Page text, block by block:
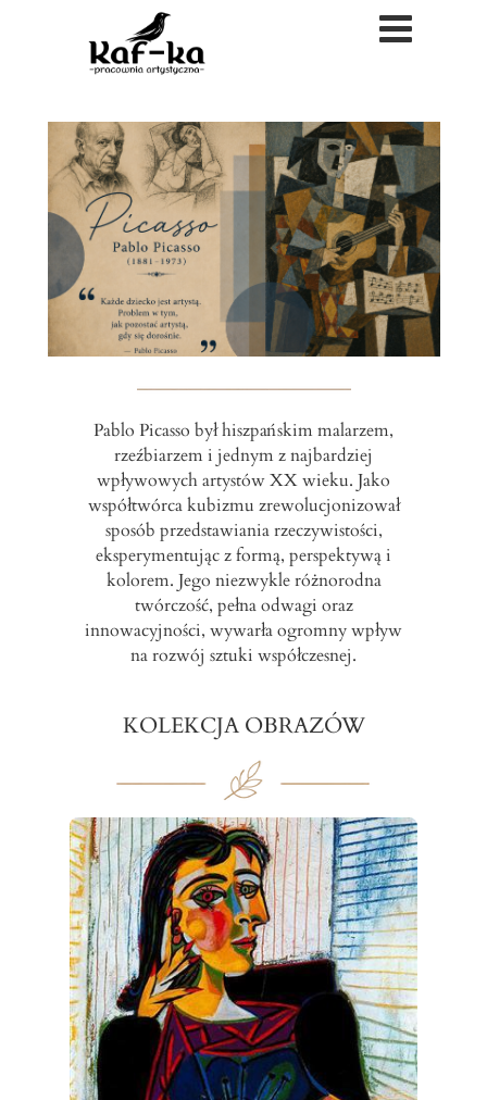
Pablo Picasso był hiszpańskim malarzem,
rzeźbiarzem i jednym z najbardziej
wpływowych artystów XX wieku. Jako
współtwórca kubizmu zrewolucjonizował
sposób przedstawiania rzeczywistości,
eksperymentując z formą, perspektywą i
kolorem. Jego niezwykle różnorodna
twórczość, pełna odwagi oraz
innowacyjności, wywarła ogromny wpływ
na rozwój sztuki współczesnej.
KOLEKCJA OBRAZÓW